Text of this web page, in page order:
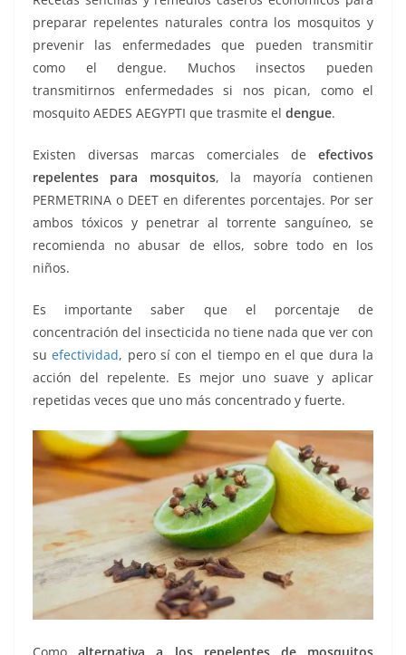
o
k
r p
p
n
k
a
m
preparar repelentes naturales contra los mosquitos y
prevenir las enfermedades que pueden transmitir
como el dengue. Muchos insectos pueden
transmitirnos enfermedades si nos pican, como el
mosquito AEDES AEGYPTI que trasmite el dengue.
Existen diversas marcas comerciales de efectivos
repelentes para mosquitos, la mayoría contienen
PERMETRINA o DEET en diferentes porcentajes. Por ser
ambos tóxicos y penetrar al torrente sanguíneo, se
recomienda no abusar de ellos, sobre todo en los
niños.
Es importante saber que el porcentaje de
concentración del insecticida no tiene nada que ver con
suefectividad, pero sí con el tiempo en el que dura la
acción del repelente. Es mejor uno suave y aplicar
repetidas veces que uno más concentrado y fuerte.
Comoalternativa a los repelentes de mosquitos